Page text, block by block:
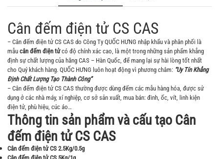
Cân đếm điện tử CS CAS
– Cân đếm điện tử CS CAS do Công TyQUỐC HƯNG nhập khẩu và phân phối là
mẫucân đếm điện tửcó độ chính xác cao, là một trong những sản phẩm khẳng
định sự chất lượng của hãng CAS – Hàn Quốc, để mang lại sự hài lòng tốt nhất
cho Quý khách hàng. QUỐC HƯNG luôn hoạt động vì phương châm: “Uy Tín Khẳng
Định Chất Lượng Tạo Thành Công”
– Cân đếm điện tử CS CAS thường được dùng đếm các mẫu hàng hóa, được sử
dụng ở các nhà máy, xí nghiệp, cơ sở sản xuất, mua bán: đinh, ốc, vít, linh kiện
điện tử, phù hiệu, cúc áo…
Thông tin sản phẩm và cấu tạo Cân
đếm điện tử CS CAS
Cân đếm điện tử CS 2.5Kg/0.5g